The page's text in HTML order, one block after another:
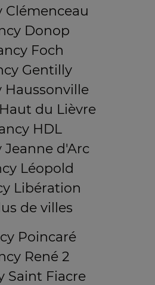
Clémenceau
Donop
Foch
Gentilly
Haussonville
du Lièvre
HDL
Jeanne d'Arc
Léopold
Libération
de villes
Poincaré
René 2
Saint Fiacre